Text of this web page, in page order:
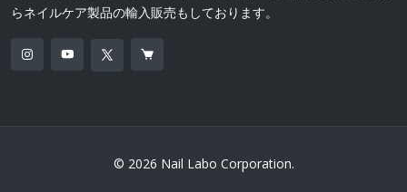
らネイルケア製品の輸入販売もしております。
© 2026 Nail Labo Corporation.